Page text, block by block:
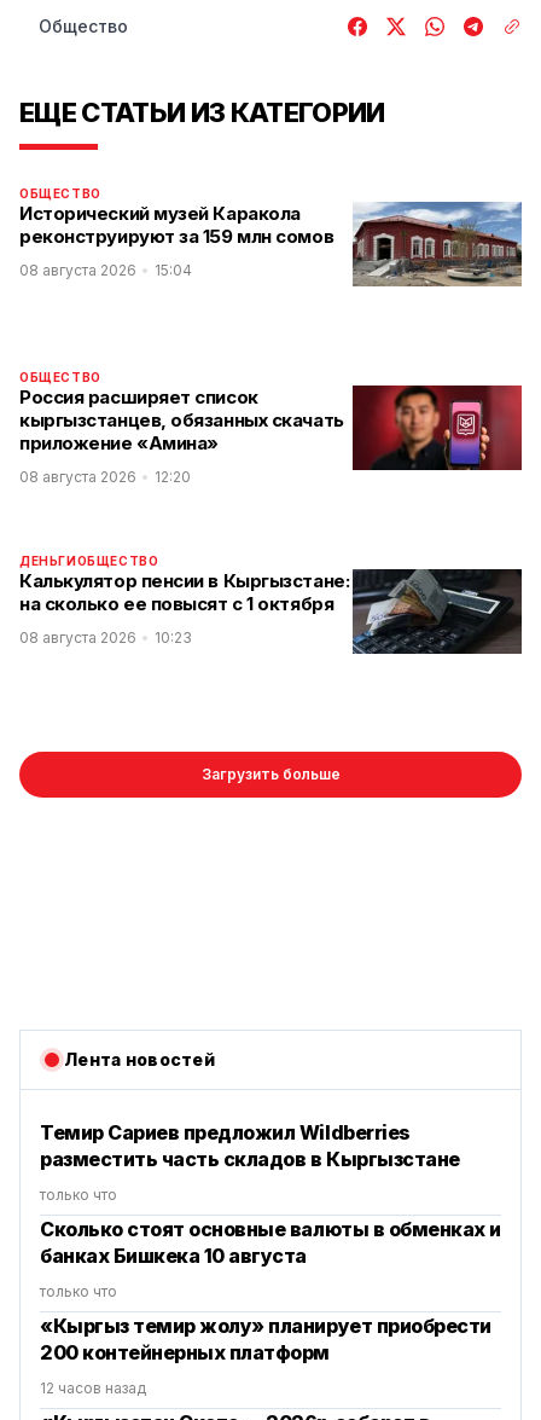
Общество
ЕЩЕ СТАТЬИ ИЗ КАТЕГОРИИ
ОБЩЕСТВО
Исторический музей Каракола
реконструируют за 159 млн сомов
08 августа 2026 15:04
ОБЩЕСТВО
Россия расширяет список
кыргызстанцев, обязанных скачать
приложение «Амина»
08 августа 2026 12:20
ДЕНЬГИОБЩЕСТВО
Калькулятор пенсии в Кыргызстане:
на сколько ее повысят с 1 октября
08 августа 2026 10:23
Загрузить больше
Лента новостей
Темир Сариев предложил Wildberries
разместить часть складов в Кыргызстане
только что
Сколько стоят основные валюты в обменках и
банках Бишкека 10 августа
только что
«Кыргыз темир жолу» планирует приобрести
200 контейнерных платформ
12 часов назад